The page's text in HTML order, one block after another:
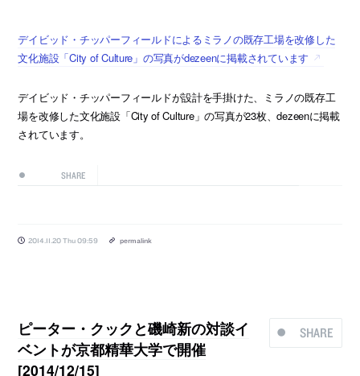
デイビッド・チッパーフィールドによるミラノの既存工場を改修した
文化施設「City of Culture」の写真がdezeenに掲載されています
デイビッド・チッパーフィールドが設計を手掛けた、ミラノの既存工
場を改修した文化施設「City of Culture」の写真が23枚、dezeenに掲載
されています。
SHARE
2014.11.20 Thu 09:59 permalink
SHARE
ピーター・クックと磯崎新の対談イ
ベントが京都精華大学で開催
[2014/12/15]